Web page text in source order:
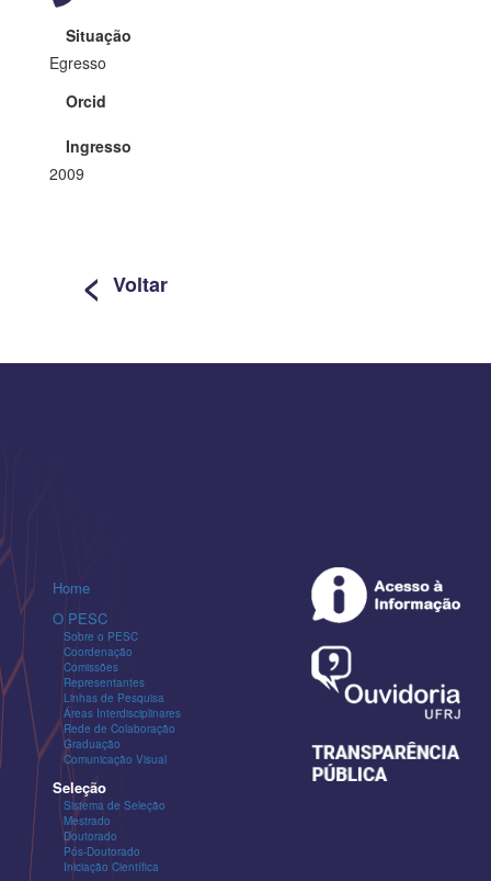
Situação
Egresso
Orcid
Ingresso
2009
< Voltar
Home
O PESC
Sobre o PESC
Coordenação
Comissões
Representantes
Linhas de Pesquisa
Áreas Interdisciplinares
Rede de Colaboração
Graduação
Comunicação Visual
Seleção
Sistema de Seleção
Mestrado
Doutorado
Pós-Doutorado
Iniciação Científica